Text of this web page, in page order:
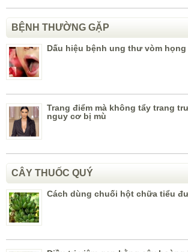
BỆNH THƯỜNG GẶP
Dấu hiệu bệnh ung thư vòm họng
Trang điểm mà không tẩy trang
nguy cơ bị mù
CÂY THUỐC QUÝ
Cách dùng chuối hột chữa tiểu